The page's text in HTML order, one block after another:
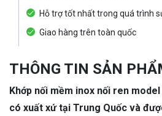
Hỗ trợ tốt nhất trong quá trình
Giao hàng trên toàn quốc
THÔNG TIN SẢN
Khớp nối mềm inox nối ren
có xuất xứ tại Trung Quốc và